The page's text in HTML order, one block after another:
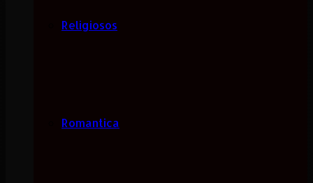
Religiosos
Romantica